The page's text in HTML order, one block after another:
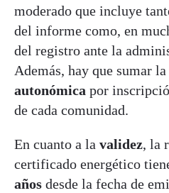
moderado que incluye
del informe como, en
del registro ante la
Además, hay que sumar
autonómica por
de cada comunidad.
En cuanto a la validez, la
certificado energético
años desde la fecha de